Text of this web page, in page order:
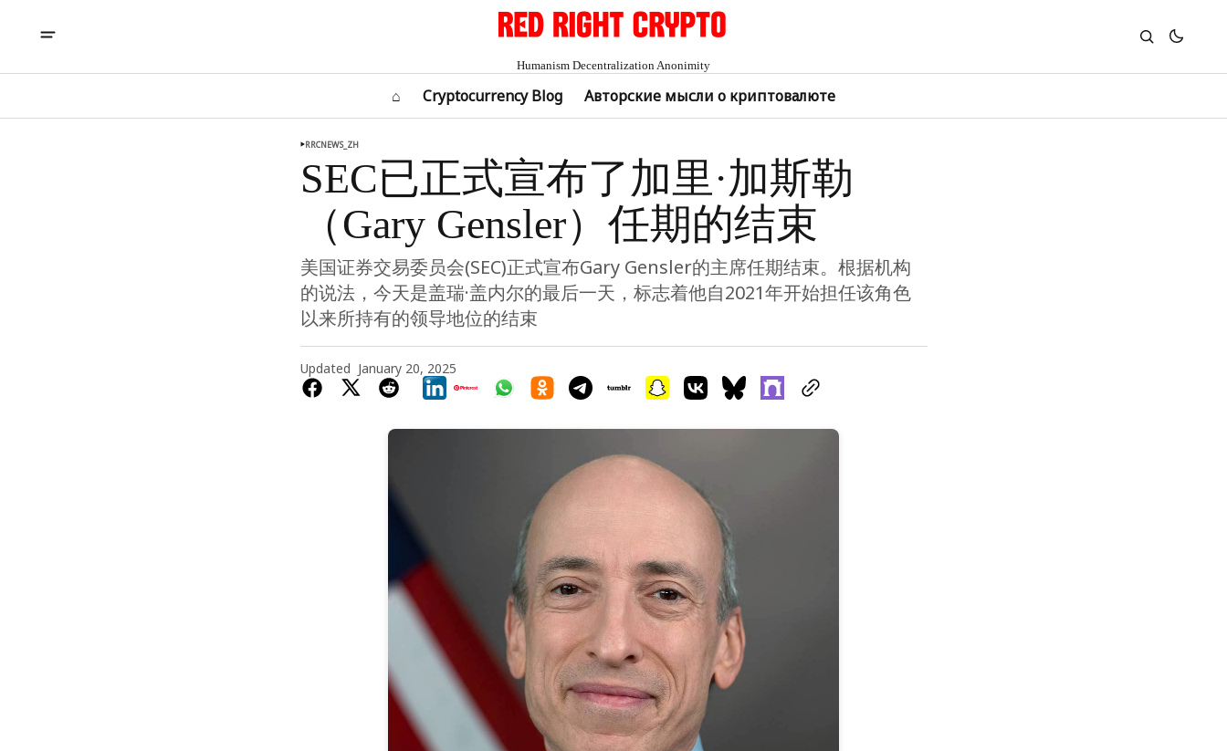
Humanism Decentralization Anonimity
⌂ Cryptocurrency Blog Авторские мысли о криптовалюте
RRCNEWS_ZH
SEC已正式宣布了加里·加斯勒
（Gary Gensler）任期的结束
美国证券交易委员会(SEC)正式宣布Gary Gensler的主席任期结束。根据机构
的说法，今天是盖瑞·盖内尔的最后一天，标志着他自2021年开始担任该角色
以来所持有的领导地位的结束
Updated January 20, 2025